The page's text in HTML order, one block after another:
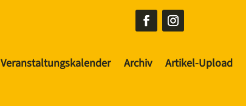
Veranstaltungskalender Archiv Artikel-Upload